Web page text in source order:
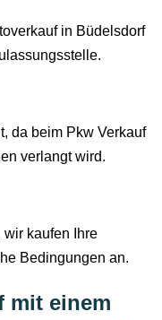
in Büdelsdorf
da beim Pkw Verkauf
verlangt wird.
wir kaufen Ihre
Bedingungen an.
mit einem